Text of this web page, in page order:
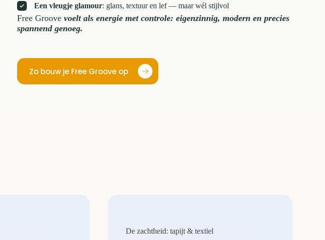
Een vleugje glamour: glans, textuur en lef — maar wél stijlvol
Free Groove voelt als energie met controle: eigenzinnig, modern en precies
spannend genoeg.
Zo bouw je Free Groove op
De zachtheid: tapijt & textiel